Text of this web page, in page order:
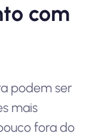
com
podem ser
mais
fora do